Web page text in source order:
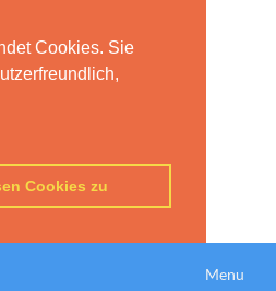
Cookies. Sie
Cookies zu
Menu